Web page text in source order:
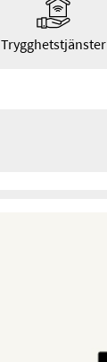
Trygghetstjänster